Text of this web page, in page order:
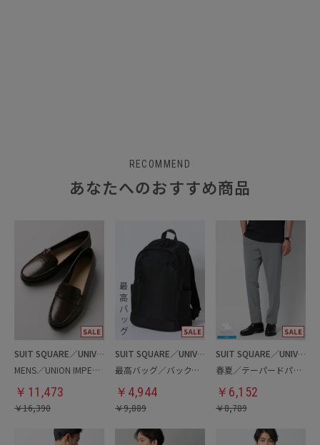
RECOMMEND
あなたへのおすすめ商品
SUIT SQUARE／UNIVERSAL LANGUAGE
MENS／UNION IMPERIAL監修／コインローファー
￥ 11,473
￥16,390
SUIT SQUARE／UNIVERSAL LANGUAGE
最高バッグ／バックパック
￥ 4,944
￥9,889
SUIT SQUARE／UNIVERSAL LANGUAGE
春夏／テーパードパンツ
￥ 6,152
￥8,789